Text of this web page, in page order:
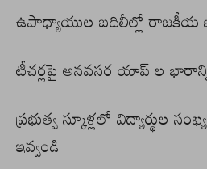
ఉపాధ్యాయుల బదిలీల్లో రాజకీయ
టీచర్లపై అనవసర యాప్ ల
ప్రభుత్వ స్కూళ్లలో విద్యార్థుల
ఇవ్వండి